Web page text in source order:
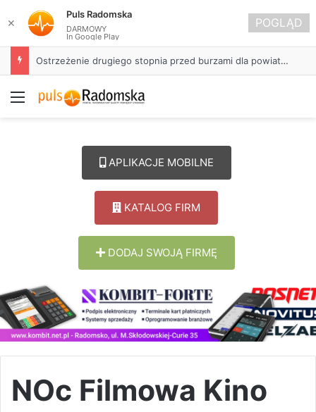
Ostrzeżenie drugiego stopnia przed burzami dla powiatu radomszczańskiego
Menu
APLIKACJE MOBILNE
KATALOG FIRM
DODAJ SWOJĄ FIRMĘ
NOc Filmowa Kino
✕
Puls Radomska
DARMOWY
In Google Play
POGLĄD